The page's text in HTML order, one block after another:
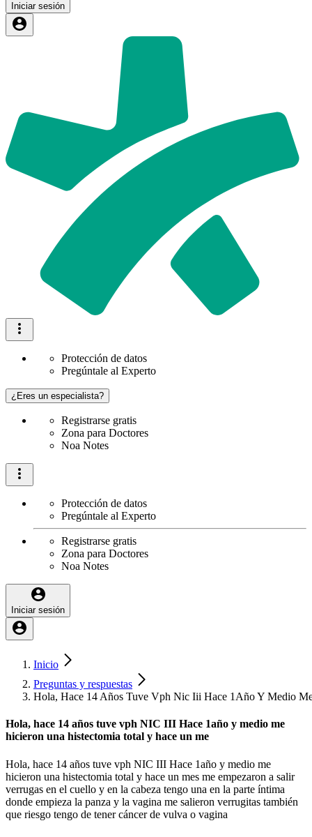
Iniciar sesión
Protección de datos
Pregúntale al Experto
¿Eres un especialista?
Registrarse gratis
Zona para Doctores
Noa Notes
Protección de datos
Pregúntale al Experto
Registrarse gratis
Zona para Doctores
Noa Notes
Iniciar sesión
Inicio
Preguntas y respuestas
Hola, Hace 14 Años Tuve Vph Nic Iii Hace 1Año Y Medio
Hola, hace 14 años tuve vph NIC III Hace 1año y medio me
hicieron una histectomia total y hace un me
Hola, hace 14 años tuve vph NIC III Hace 1año y medio me
hicieron una histectomia total y hace un mes me empezaron a salir
verrugas en el cuello y en la cabeza tengo una en la parte íntima
donde empieza la panza y la vagina me salieron verrugitas también
que riesgo tengo de tener cáncer de vulva o vagina